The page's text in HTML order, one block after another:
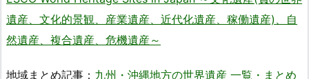
遺産、文化的景観、産業遺産、近代化遺産、稼働遺産)、自
然遺産、複合遺産、危機遺産～
地域まとめ記事： 九州・沖縄地方の世界遺産 一覧・まとめ